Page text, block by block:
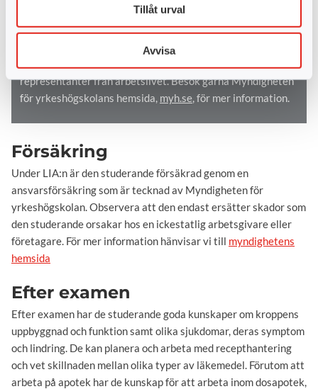
Tillåt urval
Avvisa
fram till en anställning. För varje yrkeshögskoleutbildning
finns en ledningsgrupp som ansvarar för att utbildningen
lever upp till målen och att undervisningen bedrivs på ett
bra sätt. Ledningsgruppens majoritet består av
representanter från arbetslivet. Besök gärna Myndigheten
för yrkeshögskolans hemsida, myh.se, för mer information.
Försäkring
Under LIA:n är den studerande försäkrad genom en
ansvarsförsäkring som är tecknad av Myndigheten för
yrkeshögskolan. Observera att den endast ersätter skador som
den studerande orsakar hos en ickestatlig arbetsgivare eller
företagare. För mer information hänvisar vi till myndighetens
hemsida
Efter examen
Efter examen har de studerande goda kunskaper om kroppens
uppbyggnad och funktion samt olika sjukdomar, deras symptom
och lindring. De kan planera och arbeta med recepthantering
och vet skillnaden mellan olika typer av läkemedel. Förutom att
arbeta på apotek har de kunskap för att arbeta inom dosapotek,